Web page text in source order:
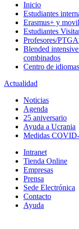
Inicio
Estudiantes
Erasmus+ y
Estudiantes
Profesores/
Blended
combinados
Centro de idiomas
Actualidad
Noticias
Agenda
25 aniversario
Ayuda a Ucrania
Medidas
Intranet
Tienda Online
Empresas
Prensa
Sede Electrónica
Contacto
Ayuda